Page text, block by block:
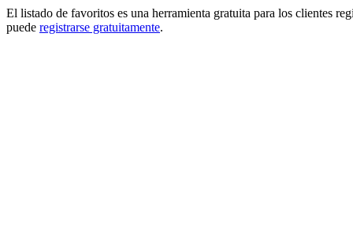
El listado de favoritos es una herramienta gratuita para los clientes
puede registrarse gratuitamente.